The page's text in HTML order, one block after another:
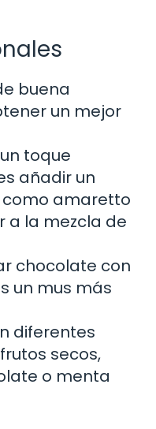
buena
un mejor
toque
añadir un
amaretto
a la mezcla de
chocolate con
un mus más
diferentes
secos,
o menta